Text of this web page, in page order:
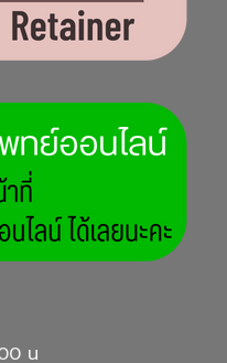
น